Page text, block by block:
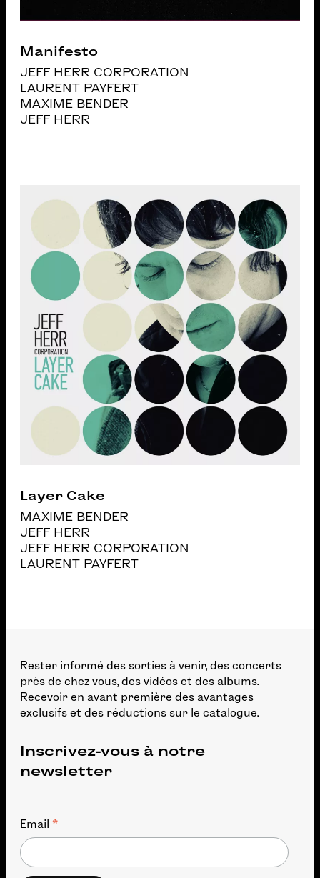
Manifesto
JEFF HERR CORPORATION
LAURENT PAYFERT
MAXIME BENDER
JEFF HERR
Layer Cake
MAXIME BENDER
JEFF HERR
JEFF HERR CORPORATION
LAURENT PAYFERT
Rester informé des sorties à venir, des concerts
près de chez vous, des vidéos et des albums.
Recevoir en avant première des avantages
exclusifs et des réductions sur le catalogue.
Inscrivez-vous à notre
newsletter
Email *